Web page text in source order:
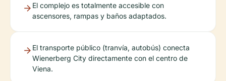
El complejo es totalmente accesible con
ascensores, rampas y baños adaptados.
El transporte público (tranvía, autobús) conecta
Wienerberg City directamente con el centro de
Viena.